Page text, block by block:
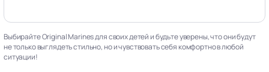
Выбирайте Original Marines для своих детей и будьте уверены, что они будут
не только выглядеть стильно, но и чувствовать себя комфортно в любой
ситуации!